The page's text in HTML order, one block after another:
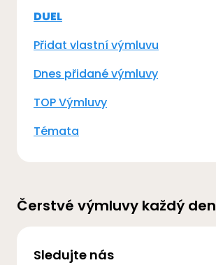
DUEL
Přidat vlastní výmluvu
Dnes přidané výmluvy
TOP Výmluvy
Témata
Čerstvé výmluvy každý den
Sledujte nás